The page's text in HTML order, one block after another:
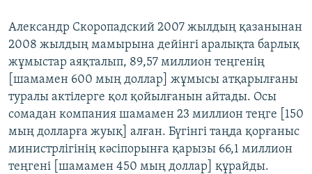
Александр Скоропадский 2007 жылдың қазанынан
2008 жылдың мамырына дейінгі аралықта барлық
жұмыстар аяқталып, 89,57 миллион теңгенің
[шамамен 600 мың доллар] жұмысы атқарылғаны
туралы актілерге қол қойылғанын айтады. Осы
сомадан компания шамамен 23 миллион теңге [150
мың долларға жуық] алған. Бүгінгі таңда қорғаныс
министрлігінің кәсіпорынға қарызы 66,1 миллион
теңгені [шамамен 450 мың доллар] құрайды.